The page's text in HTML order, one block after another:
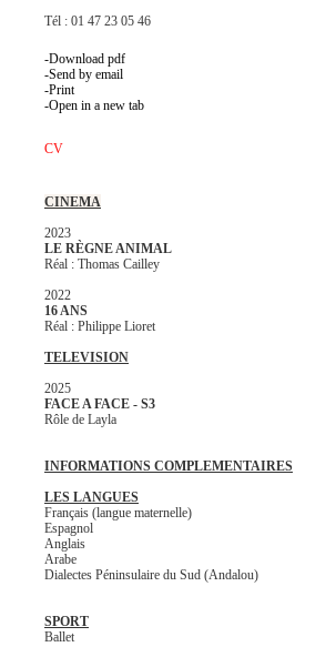
Tél : 01 47 23 05 46
Download pdf
Send by email
Print
Open in a new tab
CV
CINEMA
2023
LE RÈGNE ANIMAL
Réal : Thomas Cailley
2022
16 ANS
Réal : Philippe Lioret
TELEVISION
2025
FACE A FACE - S3
Rôle de Layla
INFORMATIONS COMPLEMENTAIRES
LES LANGUES
Français (langue maternelle)
Espagnol
Anglais
Arabe
Dialectes Péninsulaire du Sud (Andalou)
SPORT
Ballet